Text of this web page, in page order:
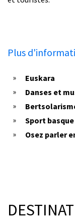
Plus
Euskara
Danses et
Sport basque
Osez parler